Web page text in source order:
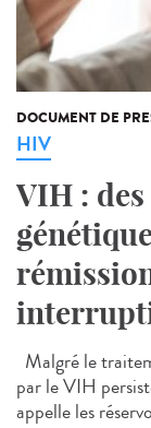
DOCUMENT DE
HIV
VIH :
Malgré le
par le VIH
appelle les